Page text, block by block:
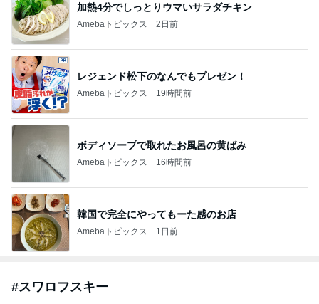
加熱4分でしっとりウマいサラダチキン
Amebaトピックス 2日前
レジェンド松下のなんでもプレゼン！
Amebaトピックス 19時間前
ボディソープで取れたお風呂の黄ばみ
Amebaトピックス 16時間前
韓国で完全にやってもーた感のお店
Amebaトピックス 1日前
#スワロフスキー